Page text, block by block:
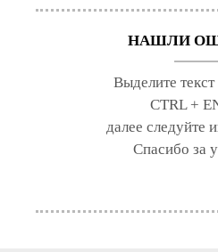
НАШЛИ
Выделите
CTRL +
далее следуйте
Спасибо за